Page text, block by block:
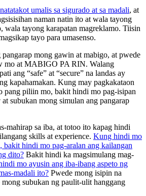
umalis sa sigurado at sa madali, at
naman natin ito at wala tayong
wala tayong karapatan magreklamo. Tiisin
tayo para umasenso.
mong gawin at mabigo, at pwede
mo at MABIGO PA RIN. Walang
ang “safe” at “secure” na landas ay
kapahamakan. Kung may pagkakataon
pang piliin mo, bakit hindi mo pag-isipan
subukan mong simulan ang pangarap
mahirap sa iba, at totoo ito kapag hindi
skills at experience. Kung hindi mo
bakit hindi mo pag-aralan ang kailangan
dito? Bakit hindi ka magsimulang mag-
mo ayusin ang iba-ibang aspeto ng
madali ito? Pwede mong isipin na
subukan ng paulit-ulit hanggang